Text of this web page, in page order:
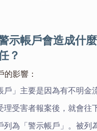
示帳戶會造成什
？
的影響：
戶」主要是因為有不明金
理受害者報案後，就會往
列為「警示帳戶」。被列